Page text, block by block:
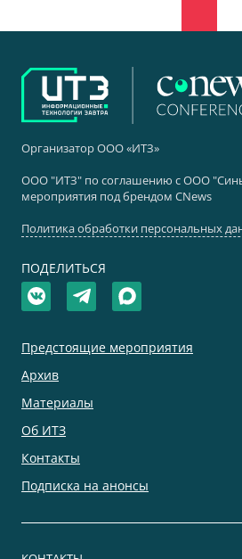
Организатор ООО «ИТЗ»
ООО "ИТЗ" по соглашению с ООО
мероприятия под брендом CNews
Политика обработки персональных
ПОДЕЛИТЬСЯ
Предстоящие мероприятия
Архив
Материалы
Об ИТЗ
Контакты
Подписка на анонсы